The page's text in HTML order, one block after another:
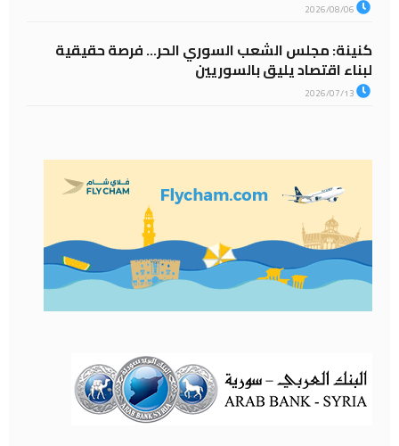
كنينة: مجلس الشعب السوري الحر… فرصة حقيقية
لبناء اقتصاد يليق بالسوريين